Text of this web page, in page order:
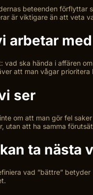
beteenden
är viktigare än att veta
arbetar
vad ska hända i affären
att man vågar
ser
om att man gör fel
utan att ha samma
ta nästa
vad ”bättre”